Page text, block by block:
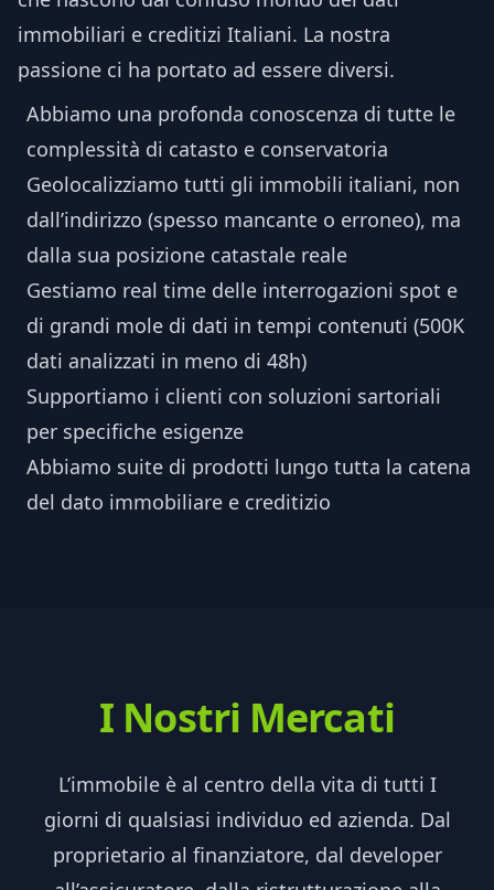
immobiliari e creditizi Italiani. La nostra
passione ci ha portato ad essere diversi.
Abbiamo una profonda conoscenza di tutte le
complessità di catasto e conservatoria
Geolocalizziamo tutti gli immobili italiani, non
dall’indirizzo (spesso mancante o erroneo), ma
dalla sua posizione catastale reale
Gestiamo real time delle interrogazioni spot e
di grandi mole di dati in tempi contenuti (500K
dati analizzati in meno di 48h)
Supportiamo i clienti con soluzioni sartoriali
per specifiche esigenze
Abbiamo suite di prodotti lungo tutta la catena
del dato immobiliare e creditizio
I Nostri Mercati
L’immobile è al centro della vita di tutti I
giorni di qualsiasi individuo ed azienda. Dal
proprietario al finanziatore, dal developer